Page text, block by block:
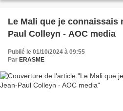
Le Mali que je connaissais
Paul Colleyn - AOC media
Publié le 01/10/2024 à 09:55
Par ERASME